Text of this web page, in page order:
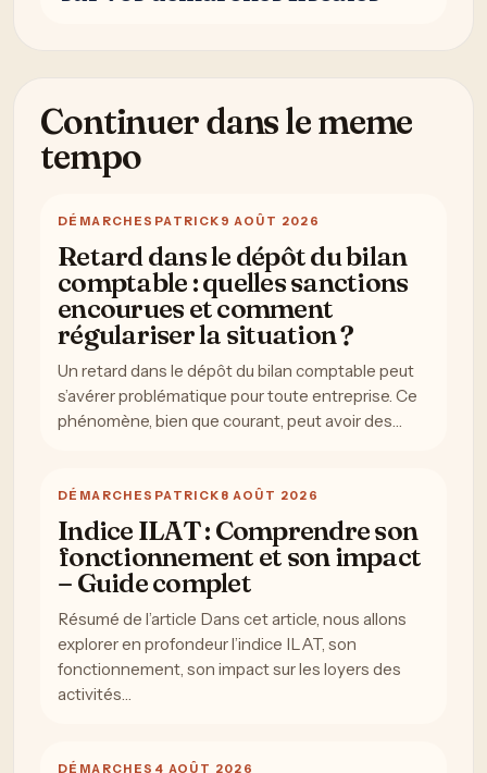
Continuer dans le meme
tempo
DÉMARCHES PATRICK 9 AOÛT 2026
Retard dans le dépôt du bilan
comptable : quelles sanctions
encourues et comment
régulariser la situation ?
Un retard dans le dépôt du bilan comptable peut
s’avérer problématique pour toute entreprise. Ce
phénomène, bien que courant, peut avoir des…
DÉMARCHES PATRICK 8 AOÛT 2026
Indice ILAT : Comprendre son
fonctionnement et son impact
– Guide complet
Résumé de l’article Dans cet article, nous allons
explorer en profondeur l’indice ILAT, son
fonctionnement, son impact sur les loyers des
activités…
DÉMARCHES 4 AOÛT 2026